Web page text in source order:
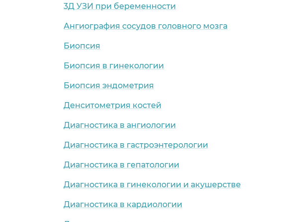
3Д УЗИ при беременности
Ангиография сосудов головного мозга
Биопсия
Биопсия в гинекологии
Биопсия эндометрия
Денситометрия костей
Диагностика в ангиологии
Диагностика в гастроэнтерологии
Диагностика в гепатологии
Диагностика в гинекологии и акушерстве
Диагностика в кардиологии